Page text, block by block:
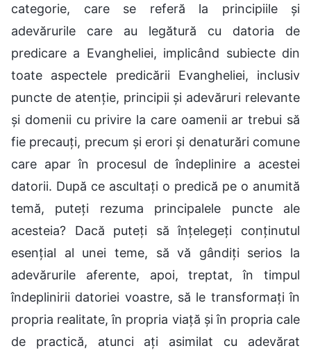
categorie, care se referă la principiile și
adevărurile care au legătură cu datoria de
predicare a Evangheliei, implicând subiecte din
toate aspectele predicării Evangheliei, inclusiv
puncte de atenție, principii și adevăruri relevante
și domenii cu privire la care oamenii ar trebui să
fie precauți, precum și erori și denaturări comune
care apar în procesul de îndeplinire a acestei
datorii. După ce ascultați o predică pe o anumită
temă, puteți rezuma principalele puncte ale
acesteia? Dacă puteți să înțelegeți conținutul
esențial al unei teme, să vă gândiți serios la
adevărurile aferente, apoi, treptat, în timpul
îndeplinirii datoriei voastre, să le transformați în
propria realitate, în propria viață și în propria cale
de practică, atunci ați asimilat cu adevărat